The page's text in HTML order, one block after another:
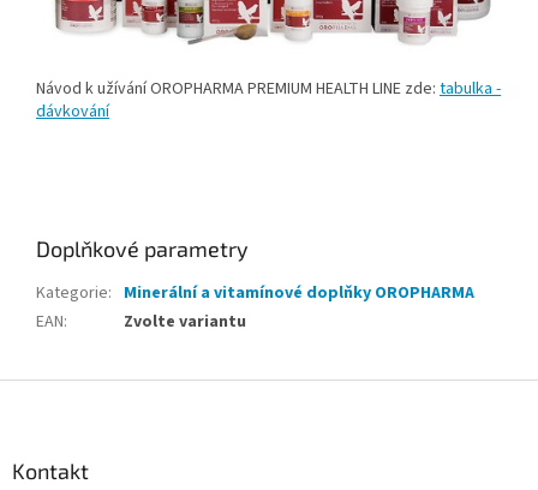
Návod k užívání OROPHARMA PREMIUM HEALTH LINE zde: tabulka -
dávkování
Doplňkové parametry
Kategorie: Minerální a vitamínové doplňky OROPHARMA
EAN: Zvolte variantu
Kontakt